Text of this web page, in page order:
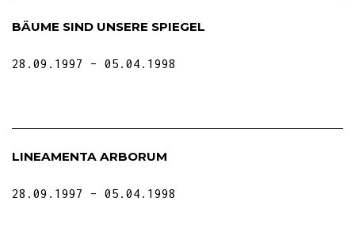
BÄUME SIND UNSERE SPIEGEL
28.09.1997 05.04.1998
LINEAMENTA ARBORUM
28.09.1997 05.04.1998